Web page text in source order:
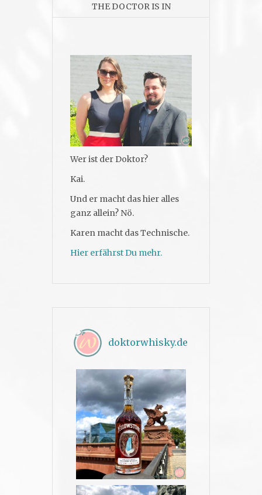
THE DOCTOR IS IN
Wer ist der Doktor?
Kai.
Und er macht das hier alles
ganz allein? Nö.
Karen macht das Technische.
Hier erfährst Du mehr.
doktorwhisky.de